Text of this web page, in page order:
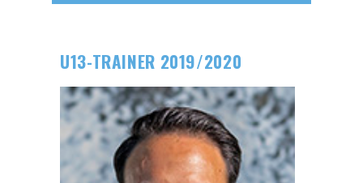
U13-TRAINER 2019/2020